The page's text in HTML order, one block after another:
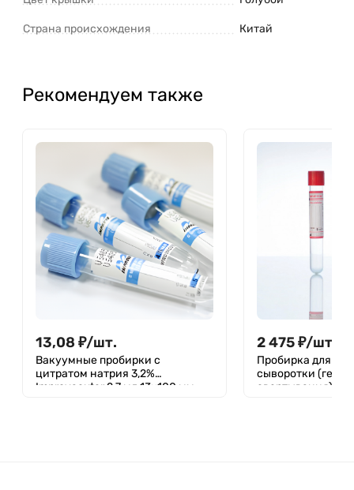
Страна происхождения Китай
Рекомендуем также
13,08 ₽/шт.
Вакуумные пробирки с
цитратом натрия 3,2%
Improvacuter 2,7 мл 13×100 мм
2 475₽/шт.
Пробирка для
сыворотки
свертывания),